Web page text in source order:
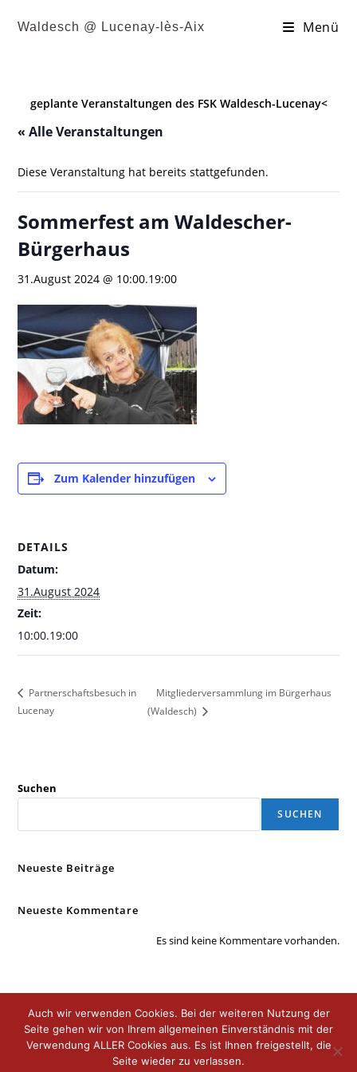
Waldesch @ Lucenay-lès-Aix Menü
geplante Veranstaltungen des FSK Waldesch-Lucenay<
« Alle Veranstaltungen
Diese Veranstaltung hat bereits stattgefunden.
Sommerfest am Waldescher-
Bürgerhaus
31.August 2024 @ 10:00.19:00
Zum Kalender hinzufügen
DETAILS
Datum:
31.August 2024
Zeit:
10:00.19:00
Partnerschaftsbesuch in
Lucenay
Mitgliederversammlung im Bürgerhaus
(Waldesch)
Suchen
SUCHEN
Neueste Beiträge
Neueste Kommentare
Es sind keine Kommentare vorhanden.
Auch wir verwenden Cookies. Bei der weiteren Nutzung der
Seite gehen wir von Ihrem allgemeinen Einverständnis mit der
Verwendung ALLER Cookies aus. Es ist Ihnen freigestellt, die
Seite wieder zu verlassen.